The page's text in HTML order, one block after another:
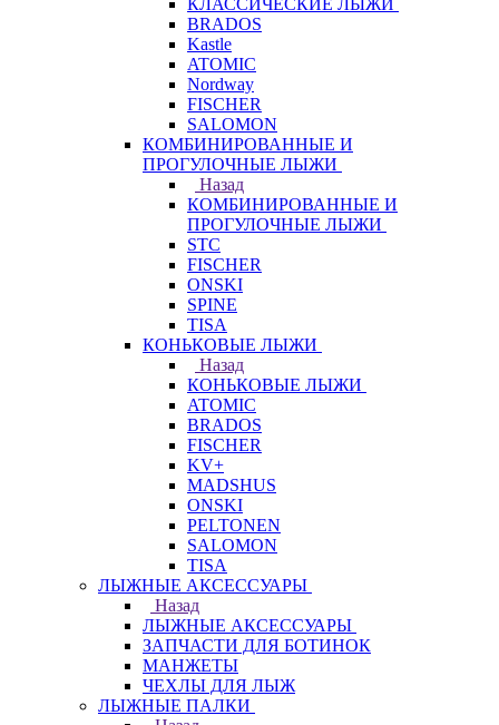
КЛАССИЧЕСКИЕ ЛЫЖИ
BRADOS
Kastle
ATOMIC
Nordway
FISCHER
SALOMON
КОМБИНИРОВАННЫЕ И
ПРОГУЛОЧНЫЕ ЛЫЖИ
Назад
КОМБИНИРОВАННЫЕ И
ПРОГУЛОЧНЫЕ ЛЫЖИ
STC
FISCHER
ONSKI
SPINE
TISA
КОНЬКОВЫЕ ЛЫЖИ
Назад
КОНЬКОВЫЕ ЛЫЖИ
ATOMIC
BRADOS
FISCHER
KV+
MADSHUS
ONSKI
PELTONEN
SALOMON
TISA
ЛЫЖНЫЕ АКСЕССУАРЫ
Назад
ЛЫЖНЫЕ АКСЕССУАРЫ
ЗАПЧАСТИ ДЛЯ БОТИНОК
МАНЖЕТЫ
ЧЕХЛЫ ДЛЯ ЛЫЖ
ЛЫЖНЫЕ ПАЛКИ